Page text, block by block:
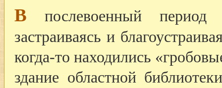
В послевоенный период
застраиваясь и
когда-то находились
здание областной